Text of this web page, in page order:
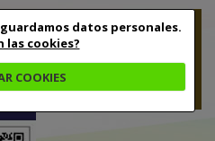
datos personales.
las cookies?
COOKIES